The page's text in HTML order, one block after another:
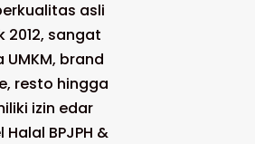
asli
2012, sangat
brand
resto hingga
izin edar
Halal BPJPH &